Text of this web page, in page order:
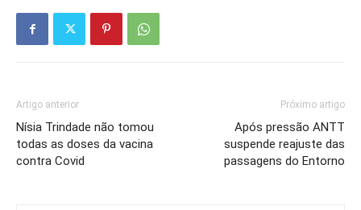
Artigo anterior
Nísia Trindade não tomou
todas as doses da vacina
contra Covid
Próximo artigo
Após pressão ANTT
suspende reajuste das
passagens do Entorno